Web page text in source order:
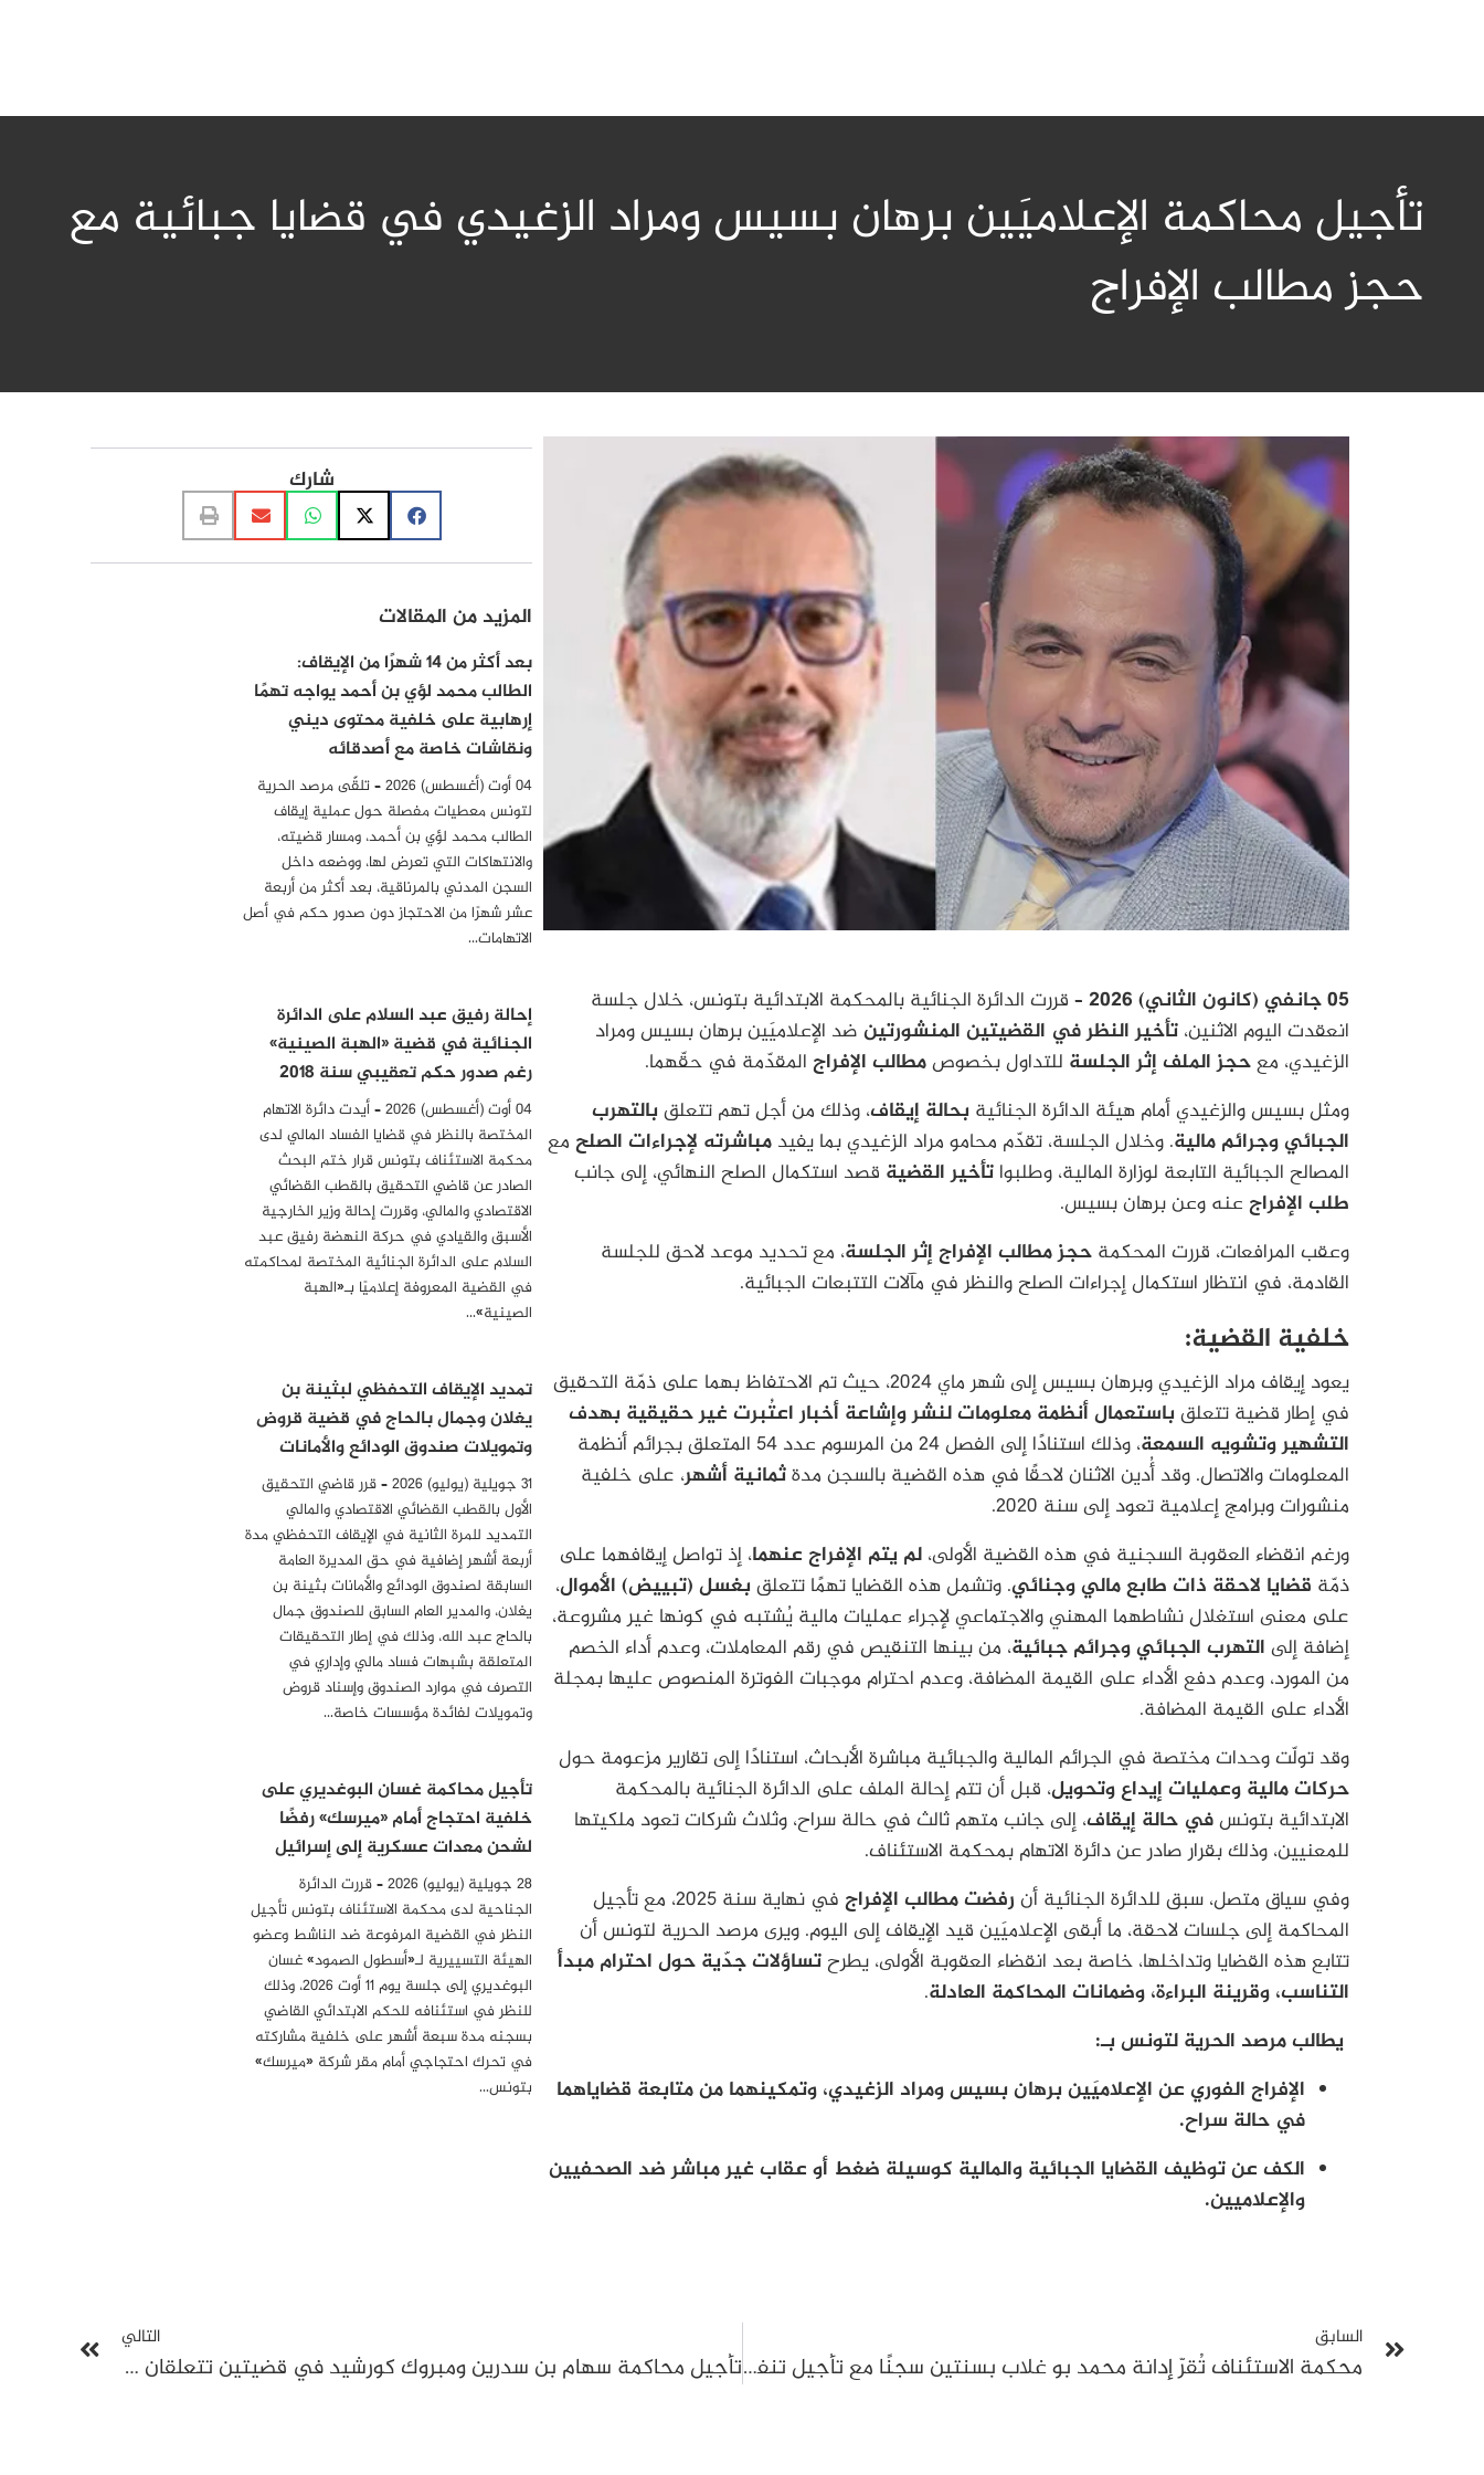
تأجيل محاكمة الإعلاميَين برهان بسيس ومراد الزغيدي في قضايا جبائية مع
حجز مطالب الإفراج
05 جانفي (كانون الثاني) 2026 –
قررت الدائرة الجنائية بالمحكمة الابتدائية بتونس، خلال جلسة
انعقدت اليوم الاثنين، تأخير النظر في القضيتين المنشورتين ضد الإعلاميَينبرهان بسيسومراد
الزغيدي، معحجز الملف إثر الجلسة للتداول بخصوصمطالب الإفراج المقدّمة في حقّهما.
ومثل بسيس والزغيدي أمام هيئة الدائرة الجنائية بحالة إيقاف، وذلك من أجل تهم تتعلق بالتهرب
الجبائي وجرائم مالية. وخلال الجلسة، تقدّم محامو مراد الزغيدي بما يفيد مباشرته لإجراءات الصلح مع
المصالح الجبائية التابعة لوزارة المالية، وطلبوا تأخير القضية قصد استكمال الصلح النهائي، إلى جانب
طلب الإفراج عنه وعن برهان بسيس.
وعقب المرافعات، قررت المحكمة حجز مطالب الإفراج إثر الجلسة، مع تحديد موعد لاحق للجلسة
القادمة، في انتظار استكمال إجراءات الصلح والنظر في مآلات التتبعات الجبائية.
خلفية القضية:
يعود إيقاف مراد الزغيدي وبرهان بسيس إلى شهر ماي 2024، حيث تم الاحتفاظ بهما على ذمّة التحقيق
في إطار قضية تتعلق باستعمال أنظمة معلومات لنشر وإشاعة أخبار اعتُبرت غير حقيقية بهدف
التشهير وتشويه السمعة
، وذلك استنادًا إلى الفصل 24 من المرسوم عدد 54 المتعلق بجرائم أنظمة
المعلومات والاتصال. وقد أُدين الاثنان لاحقًا في هذه القضية بالسجن مدةثمانية أشهر، على خلفية
منشورات وبرامج إعلامية تعود إلى سنة 2020.
ورغم انقضاء العقوبة السجنية في هذه القضية الأولى، لم يتم الإفراج عنهما، إذ تواصل إيقافهما على
ذمّة قضايا لاحقة ذات طابع مالي وجنائي. وتشمل هذه القضايا تهمًا تتعلق بغسل (تبييض) الأموال،
على معنى استغلال نشاطهما المهني والاجتماعي لإجراء عمليات مالية يُشتبه في كونها غير مشروعة،
إضافة إلى التهرب الجبائي وجرائم جبائية، من بينها التنقيص في رقم المعاملات، وعدم أداء الخصم
من المورد، وعدم دفع الأداء على القيمة المضافة، وعدم احترام موجبات الفوترة المنصوص عليها بمجلة
الأداء على القيمة المضافة.
وقد تولّت وحدات مختصة في الجرائم المالية والجبائية مباشرة الأبحاث، استنادًا إلى تقارير مزعومة حول
حركات مالية وعمليات إيداع وتحويل، قبل أن تتم إحالة الملف على الدائرة الجنائية بالمحكمة
الابتدائية بتونسفي حالة إيقاف، إلى جانب متهم ثالث في حالة سراح، وثلاث شركات تعود ملكيتها
للمعنيين، وذلك بقرار صادر عن دائرة الاتهام بمحكمة الاستئناف.
وفي سياق متصل، سبق للدائرة الجنائية أن رفضت مطالب الإفراج
في نهاية سنة 2025، مع تأجيل
المحاكمة إلى جلسات لاحقة، ما أبقى الإعلاميَين قيد الإيقاف إلى اليوم. ويرى مرصد الحرية لتونس أن
تتابع هذه القضايا وتداخلها، خاصة بعد انقضاء العقوبة الأولى، يطرح تساؤلات جدّية حول احترام مبدأ
التناسب، وقرينة البراءة، وضمانات المحاكمة العادلة.
يطالب مرصد الحرية لتونس بـ:
الإفراج الفوري عن الإعلاميَين برهان بسيس ومراد الزغيدي، وتمكينهما من متابعة قضاياهما
في حالة سراح.
الكف عن توظيف القضايا الجبائية والمالية كوسيلة ضغط أو عقاب غير مباشر ضد الصحفيين
والإعلاميين.
شارك
المزيد من المقالات
بعد أكثر من 14 شهرًا من الإيقاف:
الطالب محمد لؤي بن أحمد يواجه تهمًا
إرهابية على خلفية محتوى ديني
ونقاشات خاصة مع أصدقائه
04 أوت (أغسطس) 2026 – تلقّى مرصد الحرية
لتونس معطيات مفصلة حول عملية إيقاف
الطالب محمد لؤي بن أحمد، ومسار قضيته،
والانتهاكات التي تعرض لها، ووضعه داخل
السجن المدني بالمرناقية، بعد أكثر من أربعة
عشر شهرًا من الاحتجاز دون صدور حكم في أصل
الاتهامات…
إحالة رفيق عبد السلام على الدائرة
الجنائية في قضية «الهبة الصينية»
رغم صدور حكم تعقيبي سنة 2018
04 أوت (أغسطس) 2026 – أيدت دائرة الاتهام
المختصة بالنظر في قضايا الفساد المالي لدى
محكمة الاستئناف بتونس قرار ختم البحث
الصادر عن قاضي التحقيق بالقطب القضائي
الاقتصادي والمالي، وقررت إحالة وزير الخارجية
الأسبق والقيادي في حركة النهضة رفيق عبد
السلام على الدائرة الجنائية المختصة لمحاكمته
في القضية المعروفة إعلاميًا بـ«الهبة
الصينية»…
تمديد الإيقاف التحفظي لبثينة بن
يغلان وجمال بالحاج في قضية قروض
وتمويلات صندوق الودائع والأمانات
31 جويلية (يوليو) 2026 – قرر قاضي التحقيق
الأول بالقطب القضائي الاقتصادي والمالي
التمديد للمرة الثانية في الإيقاف التحفظي مدة
أربعة أشهر إضافية في حق المديرة العامة
السابقة لصندوق الودائع والأمانات بثينة بن
يغلان، والمدير العام السابق للصندوق جمال
بالحاج عبد الله، وذلك في إطار التحقيقات
المتعلقة بشبهات فساد مالي وإداري في
التصرف في موارد الصندوق وإسناد قروض
وتمويلات لفائدة مؤسسات خاصة…
تأجيل محاكمة غسان البوغديري على
خلفية احتجاج أمام «ميرسك» رفضًا
لشحن معدات عسكرية إلى إسرائيل
28 جويلية (يوليو) 2026 – قررت الدائرة
الجناحية لدى محكمة الاستئناف بتونس تأجيل
النظر في القضية المرفوعة ضد الناشط وعضو
الهيئة التسييرية لـ«أسطول الصمود» غسان
البوغديري إلى جلسة يوم 11 أوت 2026، وذلك
للنظر في استئنافه للحكم الابتدائي القاضي
بسجنه مدة سبعة أشهر على خلفية مشاركته
في تحرك احتجاجي أمام مقر شركة «ميرسك»
بتونس…
السابق
محكمة الاستئناف تُقرّ إدانة محمد بو غلاب بسنتين سجنًا مع تأجيل تنفيذ العقوبة في قضية التدوينة
التالي
تأجيل محاكمة سهام بن سدرين ومبروك كورشيد في قضيتين تتعلقان بقرارات صلح إلى حين البتّ في الطعن بالتعقيب